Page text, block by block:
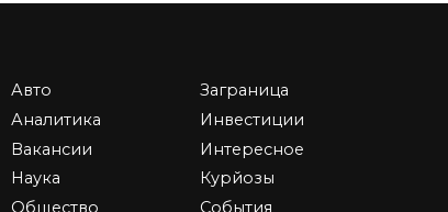
Что будет с нашими
деньгами в 2023 году —
Авто
Аналитика
Вакансии
Наука
Общество
Заграница
Инвестиции
Интересное
Курйозы
События